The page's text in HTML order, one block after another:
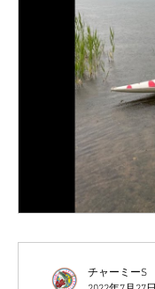
チャーミーS